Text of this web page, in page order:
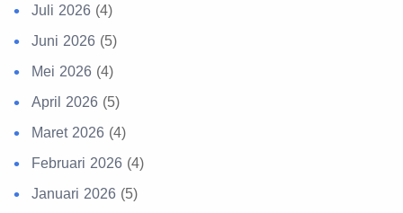
Juli 2026 (4)
Juni 2026 (5)
Mei 2026 (4)
April 2026 (5)
Maret 2026 (4)
Februari 2026 (4)
Januari 2026 (5)